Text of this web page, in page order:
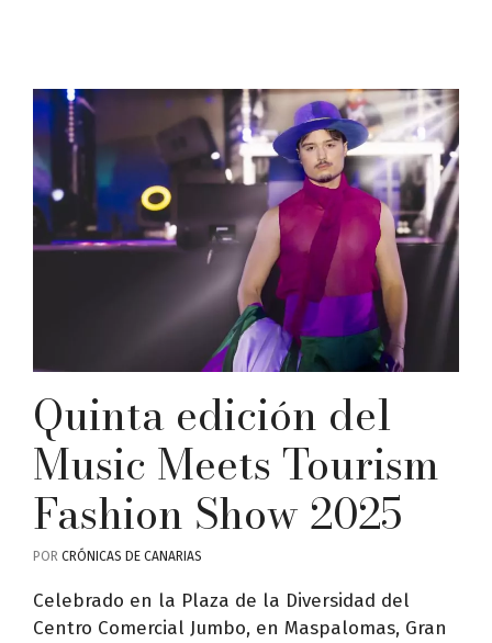
Quinta edición del
Music Meets Tourism
Fashion Show 2025
POR CRÓNICAS DE CANARIAS
Celebrado en la Plaza de la Diversidad del
Centro Comercial Jumbo, en Maspalomas, Gran